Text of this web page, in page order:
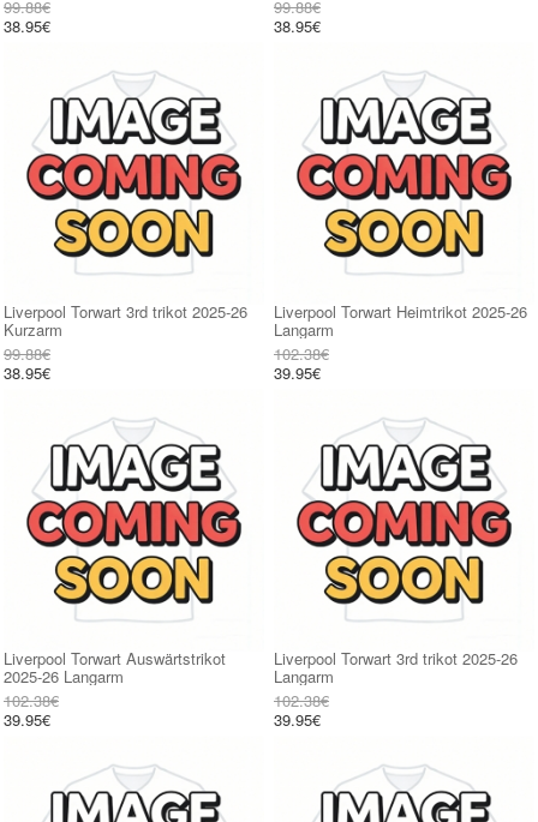
99.88€
38.95€
99.88€
38.95€
Liverpool Torwart 3rd trikot 2025-26
Kurzarm
99.88€
38.95€
Liverpool Torwart Heimtrikot 2025-26
Langarm
102.38€
39.95€
Liverpool Torwart Auswärtstrikot
2025-26 Langarm
102.38€
39.95€
Liverpool Torwart 3rd trikot 2025-26
Langarm
102.38€
39.95€